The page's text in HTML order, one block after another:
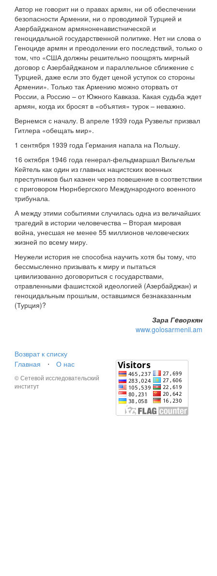
Автор не говорит ни о правах армян, ни об обеспечении
безопасности Армении, ни о проводимой Турцией и
Азербайджаном армяноненавистнической и
геноцидальной государственной политике. Нет ни слова о
Геноциде армян и преодолении его последствий, только о
том, что «США должны решительно поощрять мирный
договор с Азербайджаном и параллельное сближение с
Турцией, даже если это будет ценой уступок со стороны
Армении». Только так Армению можно оторвать от
России, а Россию – от Южного Кавказа. Какая судьба ждет
армян, когда их бросят в «объятия» турок – неважно.
Вернемся с началу. В апреле 1939 года Рузвельт призвал
Гитлера «обещать мир».
1 сентября 1939 года Германия напала на Польшу.
16 октября 1946 года генерал-фельдмаршал Вильгельм
Кейтель как один из главных нацистских военных
преступников был казнен через повешение в соответствии
с приговором Нюрнбергского Международного военного
трибунала.
А между этими событиями случилась одна из величайших
трагедий в истории человечества – Вторая мировая
война, унесшая не менее 55 миллионов человеческих
жизней по всему миру.
Неужели история не способна научить хотя бы тому, что
бессмысленно призывать к миру и пытаться
цивилизованно договориться с государствами,
отравленными фашистской идеологией (Азербайджан) и
геноцидальным прошлым, оставшимся безнаказанным
(Турция)?
Зара Гeворкян
www.golosarmenii.am
Возврат к списку
Главная
⋅ О нас
© Сетевой исследовательский
институт